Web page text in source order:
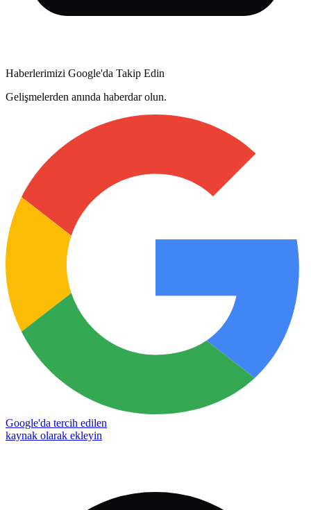
Haberlerimizi Google'da Takip Edin
Gelişmelerden anında haberdar olun.
Google'da tercih edilen
kaynak olarak ekleyin